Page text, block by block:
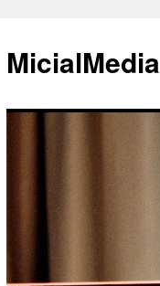
MicialMedia